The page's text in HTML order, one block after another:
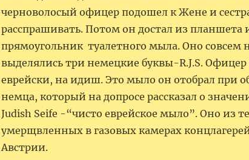
черноволосый офицер подошел к Жене и
расспрашивать. Потом он достал из планшета
прямоугольник туалетного мыла. Оно совсем
выделялись три немецкие буквы-R.J.S. Офицер
еврейски, на идиш. Это мыло он отобрал при
немца, который на допросе рассказал о
Judish Seife -“чисто еврейское мыло”. Оно из
умерщвленных в газовых камерах
Австрии.